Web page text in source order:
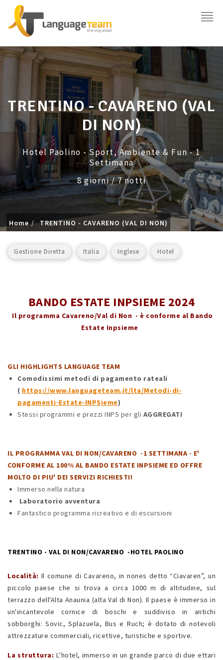
TRENTINO - CAVARENO (VAL
DI NON)
Hotel Paolino - Sport, Ambiente & Fun - 1
Settimana
8 giorni / 7 notti
Home TRENTINO - CAVARENO (VAL DI NON)
Gestione Diretta Italia Inglese Hotel
BANDO ESTATE INPSIEME 2024
Il programma Cavareno/Val di Non - è conforme al Bando
Estate Inpsieme
GLI HIGHLIGHTS LANGUAGE TEAM
Comodissimi metodi di pagamento rateali
( https://www.languageteam.it/lta/Metodi-di-
pagamenti-Estate-INPSieme)
Stessi programmi e prezzi INPS per gli AGGREGATI
IL PROGRAMMA VAL DI NON/CAVARENO -1 SETTIMANA - E'
CONFORME AL 100% AL BANDO ESTATE INPSIEME ED OFFRE
MOLTO DI PIU' DEI SERVIZI RICHIESTI!
Immerso nella natura
Laboratorio avventura
Fantastico programma ricreativo e di escursioni
TRENTINO - VAL DI NON/CAVARENO -HOTEL PAOLINO
Località: Il comune di Cavareno, in nones detto “Ciavaren”, un
piccolo paese che si trova a circa 1000 m di altitudine, sul
terrazzo dell'Alta Anaunia (alta Val di Non). Il paese è immerso in
un'incantevole cornice di boschi e suddiviso in antichi
sobborghi: Sovic, Splazuela, Bus e Ruch; è dotato di notevoli
attrezzature commerciali, ricettive, turistiche e sportive.
La struttura: L’hotel, immerso in un grande parco di due ettari